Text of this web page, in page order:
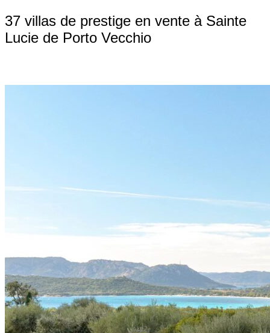
37 villas de prestige en vente à Sainte
Lucie de Porto Vecchio